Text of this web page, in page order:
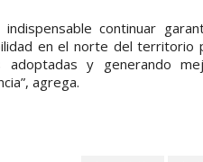
indispensable continuar
en el norte del territorio
adoptadas y generando
agrega.